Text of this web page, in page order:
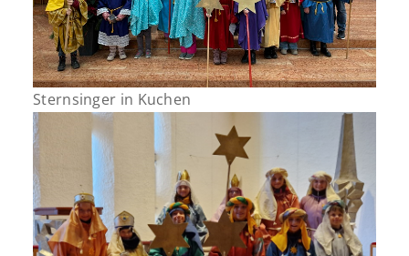
Sternsinger in Kuchen